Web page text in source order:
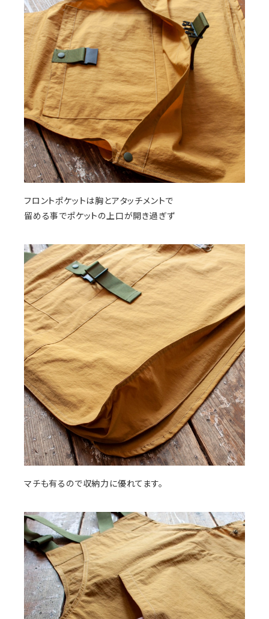
フロントポケットは胸とアタッチメントで
留める事でポケットの上口が開き過ぎず
マチも有るので収納力に優れてます。